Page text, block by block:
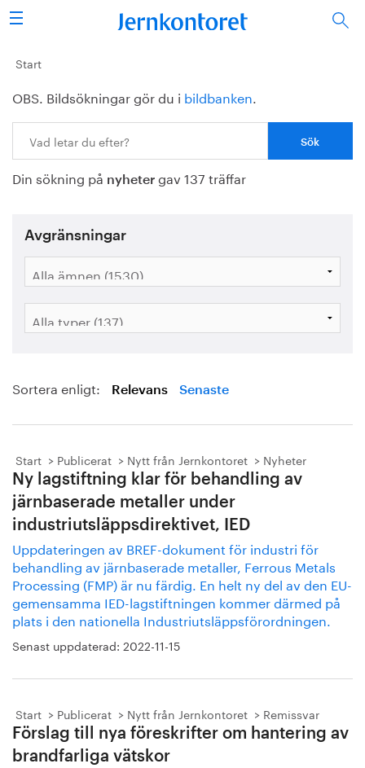
Sök
Stålindustrin
Vision 2050
Forskning/utbildning
Energi/miljö
Vi tycker
Bildbank
Start
OBS. Bildsökningar gör du i bildbanken.
Din sökning på nyheter gav 137 träffar
Avgränsningar
Sortera enligt: Relevans Senaste
Start Publicerat Nytt från Jernkontoret Nyheter
Ny lagstiftning klar för behandling av
järnbaserade metaller under
industriutsläppsdirektivet, IED
Uppdateringen av BREF-dokument för industri för
behandling av järnbaserade metaller, Ferrous Metals
Processing (FMP) är nu färdig. En helt ny del av den EU-
gemensamma IED-lagstiftningen kommer därmed på
plats i den nationella Industriutsläppsförordningen.
Senast uppdaterad: 2022-11-15
Start Publicerat Nytt från Jernkontoret Remissvar
Förslag till nya föreskrifter om hantering av
brandfarliga vätskor